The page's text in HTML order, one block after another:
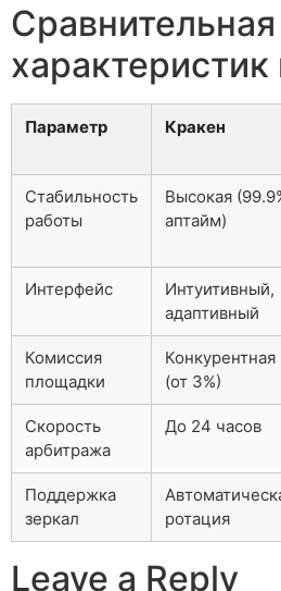
Параметр Кракен
Стабильность
работы
Высокая
аптайм)
Интерфейс
Интуитивный,
адаптивный
Комиссия
площадки
Конкурентная
(от 3%)
Скорость
арбитража
До 24 часов
Поддержка
зеркал
ротация
Leave a Reply